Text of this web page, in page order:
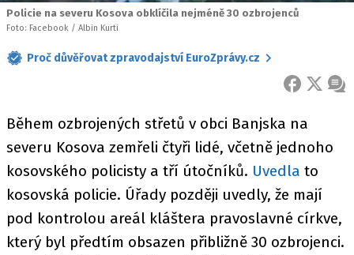
Policie na severu Kosova obklíčila nejméně 30 ozbrojenců
Foto: Facebook / Albin Kurti
Proč důvěřovat zpravodajství EuroZprávy.cz
FACEBOOK
X
Během ozbrojených střetů v obci Banjska na
severu Kosova zemřeli čtyři lidé, včetně jednoho
kosovského policisty a tří útočníků. Uvedla to
kosovská policie. Úřady později uvedly, že mají
pod kontrolou areál kláštera pravoslavné církve,
který byl předtím obsazen přibližně 30 ozbrojenci.